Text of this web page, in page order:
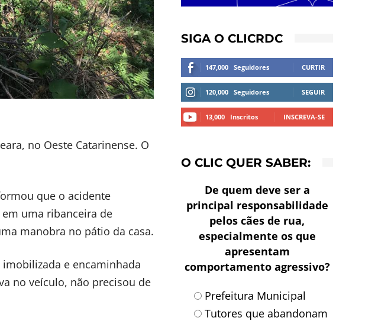
no Oeste Catarinense. O
que o acidente
uma ribanceira de
manobra no pátio da casa.
e encaminhada
no veículo, não precisou de
SIGA O CLICRDC
147,000 Seguidores CURTIR
120,000 Seguidores SEGUIR
13,000 Inscritos INSCREVA-SE
O CLIC QUER SABER:
De quem deve ser a
principal responsabilidade
pelos cães de rua,
especialmente os que
apresentam
comportamento agressivo?
Prefeitura Municipal
Tutores que abandonam